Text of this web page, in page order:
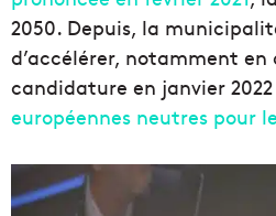
2050. Depuis, la
d’accélérer, notamment
candidature en janvier
européennes neutres pour